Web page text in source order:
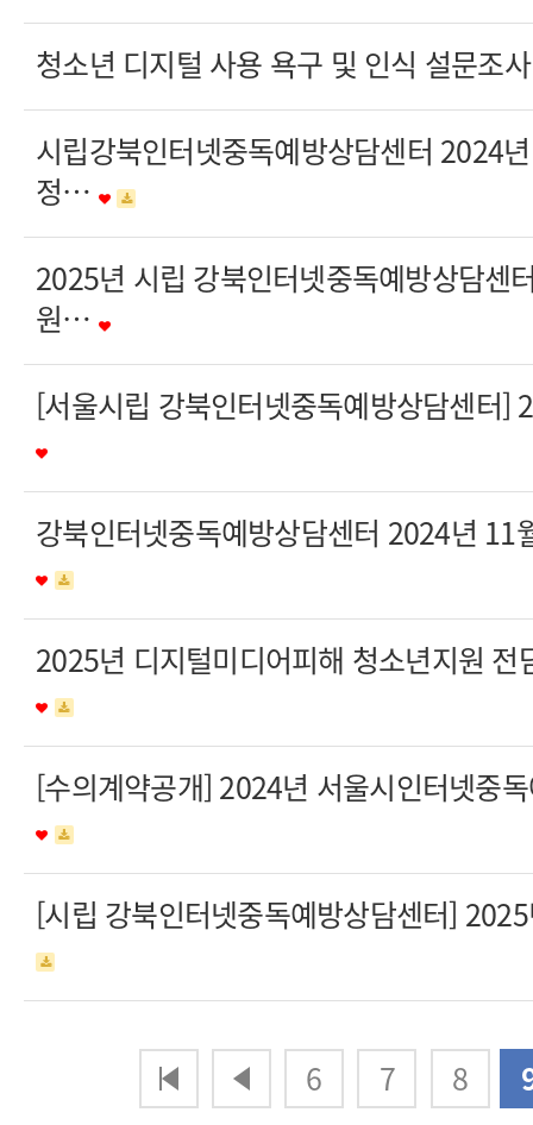
청소년 디지털 사용 욕구 및 인식 설문조
시립강북인터넷중독예방상담센터 2024
정…
2025년 시립 강북인터넷중독예방상담센
원…
[서울시립 강북인터넷중독예방상담센터
강북인터넷중독예방상담센터 2024년
2025년 디지털미디어피해 청소년지원
[수의계약공개] 2024년 서울시인터넷중
[시립 강북인터넷중독예방상담센터]
6 7 8
맨끝